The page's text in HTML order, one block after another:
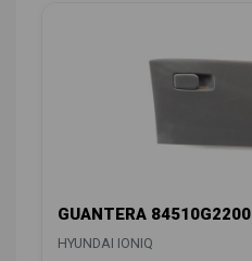
GUANTERA 84510G2200
HYUNDAI IONIQ